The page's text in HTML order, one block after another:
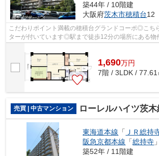
築44年 / 10階建
大阪府茨木市穂積台12
こだわりポイント満載の穂積台グランドコーポ◎こち
ターが付いています◎駅まで徒歩12分の場所にある
1,690万円
7階 / 3LDK / 77.61
売買 | 中古マンション ローレルハイツ茨木総
東海道本線 「 ＪＲ総持
阪急京都本線 「総持寺
築52年 / 11階建